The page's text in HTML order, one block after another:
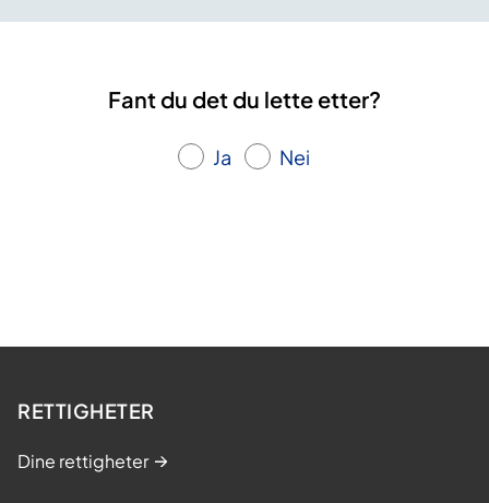
Fant du det du lette etter?
Ja Nei
RETTIGHETER
Dine rettigheter